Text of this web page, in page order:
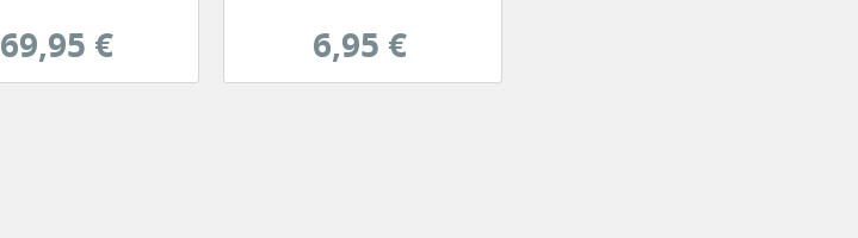
69,95 € 6,95 €